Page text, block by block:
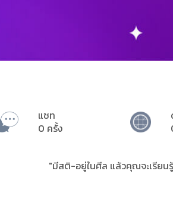
แชท
0 ครั้ง
"มีสติ-อยู่ในศีล แล้วคุณจะเรียน